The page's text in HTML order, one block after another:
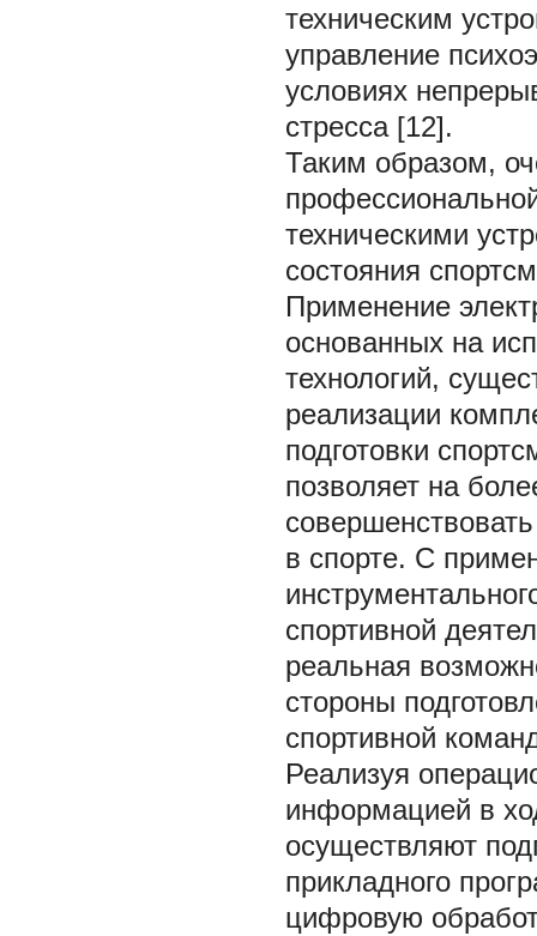
техническим
управление
условиях
стресса [12].
Таким образом,
техническими
состояния
Применение
основанных на
технологий,
реализации
подготовки
позволяет на
в спорте. С
спортивной
реальная
стороны
спортивной
Реализуя
информацией в
осуществляют
прикладного
цифровую